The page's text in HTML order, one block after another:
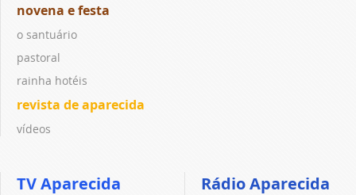
novena e festa
o santuário
pastoral
rainha hotéis
revista de aparecida
vídeos
TV Aparecida Rádio Aparecida